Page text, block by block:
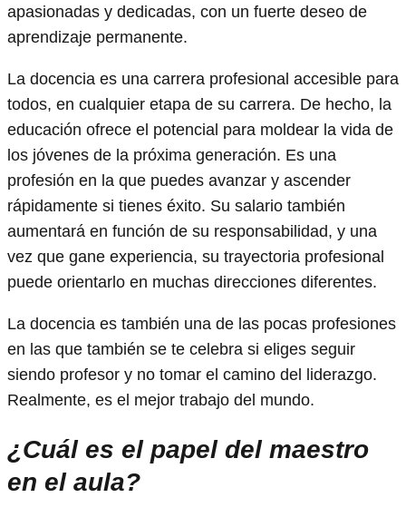
apasionadas y dedicadas, con un fuerte deseo de
aprendizaje permanente.
La docencia es una carrera profesional accesible para
todos, en cualquier etapa de su carrera. De hecho, la
educación ofrece el potencial para moldear la vida de
los jóvenes de la próxima generación. Es una
profesión en la que puedes avanzar y ascender
rápidamente si tienes éxito. Su salario también
aumentará en función de su responsabilidad, y una
vez que gane experiencia, su trayectoria profesional
puede orientarlo en muchas direcciones diferentes.
La docencia es también una de las pocas profesiones
en las que también se te celebra si eliges seguir
siendo profesor y no tomar el camino del liderazgo.
Realmente, es el mejor trabajo del mundo.
¿Cuál es el papel del maestro
en el aula?